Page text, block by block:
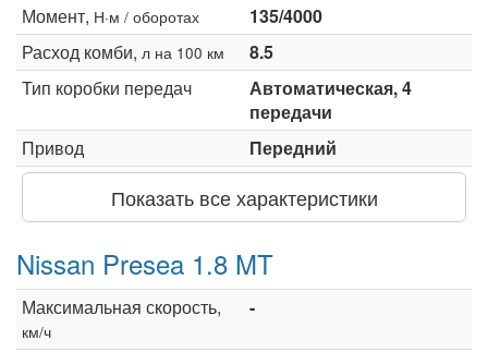
Момент, Н·м / оборотах
135/4000
Расход комби, л на 100 км
8.5
Тип коробки передач
Автоматическая, 4
передачи
Привод
Передний
Показать все характеристики
Nissan Presea 1.8 MT
Максимальная скорость,
км/ч
-